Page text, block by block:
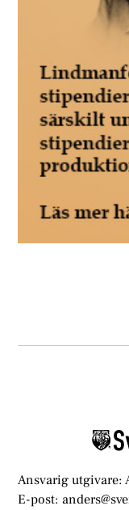
Ansvarig utgivare:
E-post: